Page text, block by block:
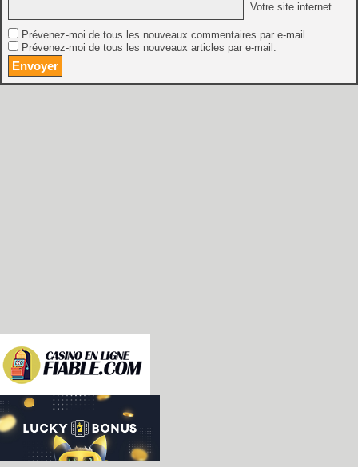
Votre site internet
Prévenez-moi de tous les nouveaux commentaires par e-mail.
Prévenez-moi de tous les nouveaux articles par e-mail.